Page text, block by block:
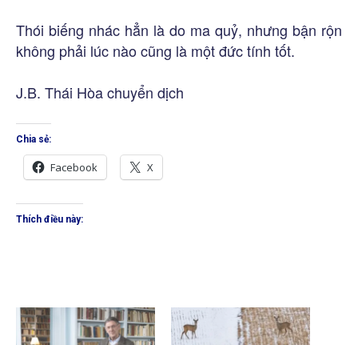
Thói biếng nhác hẳn là do ma quỷ, nhưng bận rộn
không phải lúc nào cũng là một đức tính tốt.
J.B. Thái Hòa chuyển dịch
Chia sẻ:
Facebook X
Thích điều này: